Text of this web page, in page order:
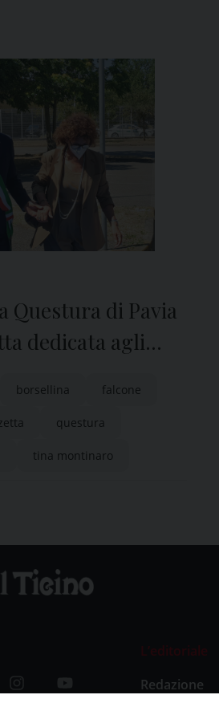
Questura di Pavia
dedicata agli
borsellina falcone
questura
tina montinaro
L’editoriale
Redazione